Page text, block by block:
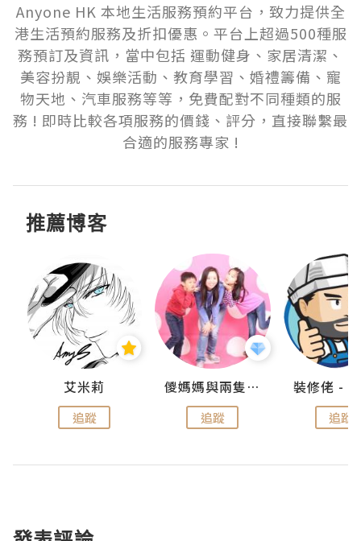
Anyone HK 本地生活服務預約平台，致力提供全
港生活預約服務及折扣優惠。平台上超過500種服
務預訂及資訊，當中包括 運動健身、家居清潔、
美容扮靚、娛樂活動、教育學習、婚禮籌備、寵
物天地、汽車服務等等，免費配對不同種類的服
務 ! 即時比較各項服務的價錢、評分，直接聯繫最
合適的服務專家 !
推薦博客
艾米莉
追蹤
儍媽媽與兩隻小魔怪之家
追蹤 追蹤